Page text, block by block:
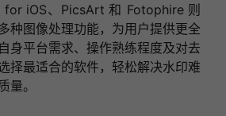
for iOS、PicsArt 和 Fotophire 则
种图像处理功能，为用户提供更全
身平台需求、操作熟练程度及对去
择最适合的软件，轻松解决水印难
量。